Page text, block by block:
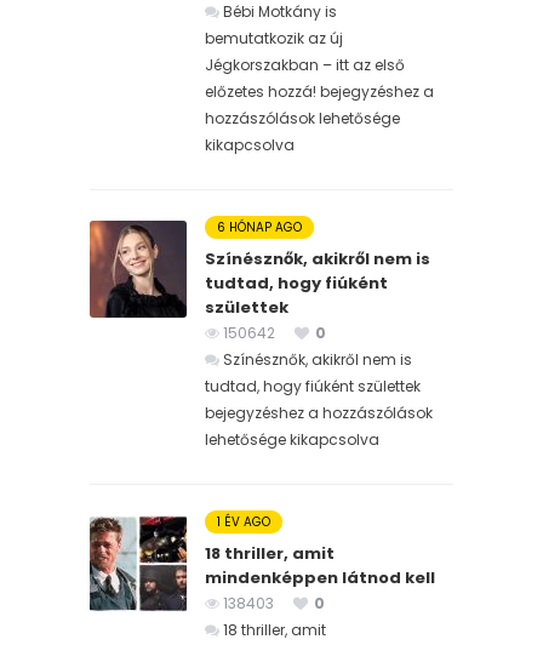
Bébi Motkány is
bemutatkozik az új
Jégkorszakban – itt az első
előzetes hozzá! bejegyzéshez a
hozzászólások lehetősége
kikapcsolva
6 HÓNAP AGO
Színésznők, akikről nem is
tudtad, hogy fiúként
születtek
150642
0
Színésznők, akikről nem is
tudtad, hogy fiúként születtek
bejegyzéshez a hozzászólások
lehetősége kikapcsolva
1 ÉV AGO
18 thriller, amit
mindenképpen látnod kell
138403
0
18 thriller, amit